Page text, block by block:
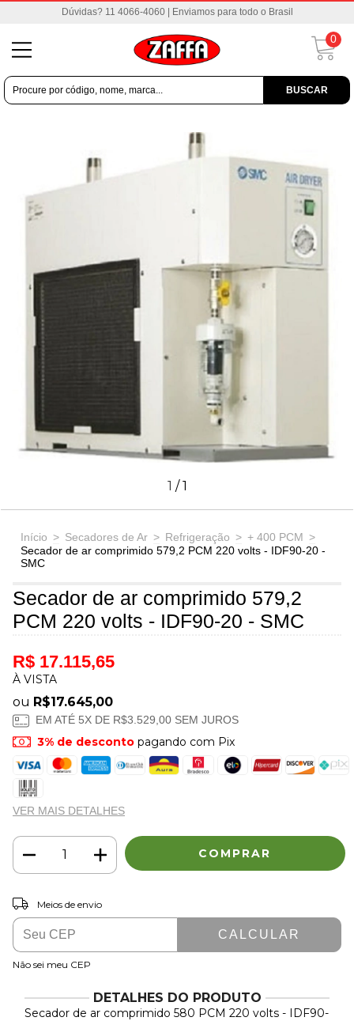
Dúvidas? 11 4066-4060 | Enviamos para todo o Brasil
BUSCAR
0
1 /1
Início > Secadores de Ar > Refrigeração > + 400 PCM >
Secador de ar comprimido 579,2 PCM 220 volts - IDF90-20 -
SMC
Secador de ar comprimido 579,2
PCM 220 volts - IDF90-20 - SMC
R$ 17.115,65
À VISTA
ou R$17.645,00
EM ATÉ 5X DE R$3.529,00SEM JUROS
3% de desconto pagando com Pix
VER MAIS DETALHES
Entregas para o CEP:
Meios de envio
CALCULAR
Não sei meu CEP
DETALHES DO PRODUTO
Secador de ar comprimido 580 PCM 220 volts - IDF90-